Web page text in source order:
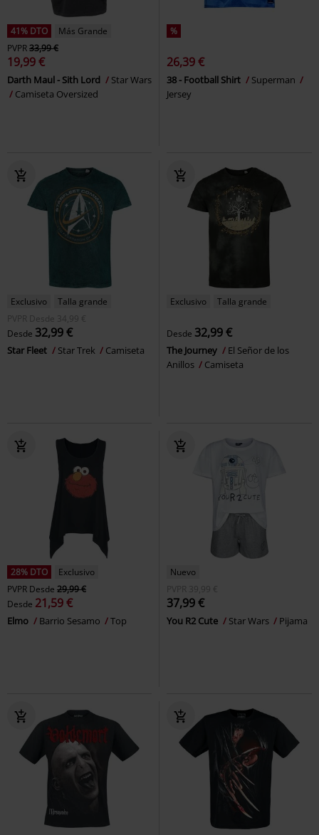
41% DTO
Más Grande
PVPR33,99 €
19,99 €
Darth Maul - Sith Lord
Star Wars
Camiseta Oversized
%
26,39 €
38 - Football Shirt
Superman
Jersey
Exclusivo
Talla grande
PVPR
Desde 34,99 €
Desde 32,99 €
Star Fleet Star Trek Camiseta
Exclusivo Talla grande
Desde 32,99 €
The Journey
El Señor de los
Anillos
Camiseta
28% DTO
Exclusivo
PVPR Desde 29,99 €
Desde 21,59 €
Elmo Barrio Sesamo Top
Nuevo
PVPR 39,99 €
37,99 €
You R2 Cute Star Wars Pijama